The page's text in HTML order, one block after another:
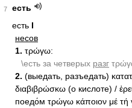
7
есть
есть I
несов
1. τρώγω:
\есть за четверых разг
2. (выедать, разъедать)
διαβιβρώσκω (о кислоте) /
поедо́м τρώγω κάποιον μέ τή